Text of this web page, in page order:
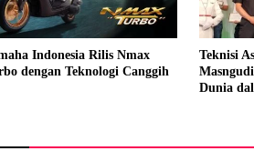
Indonesia Rilis Nmax
dengan Teknologi Canggih
Teknisi
Dunia